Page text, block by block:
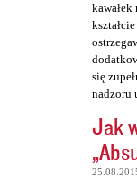
się
nadzoru
Jak